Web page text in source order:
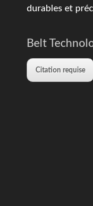
durables et
Belt
Citation requise